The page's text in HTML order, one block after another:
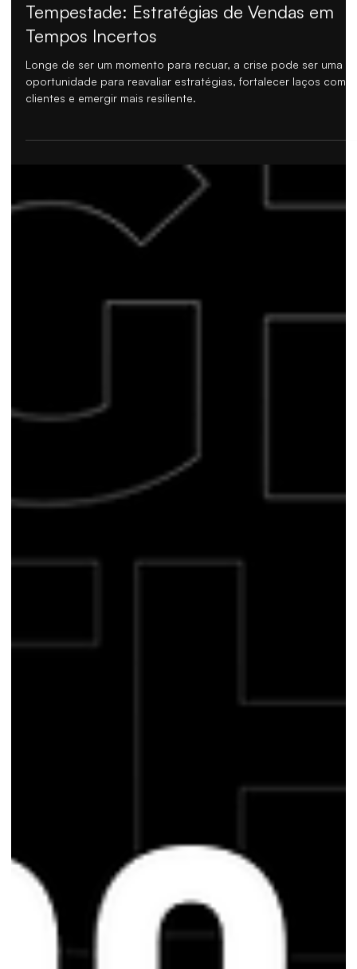
HG HELPS
Seu Time Comercial Pronto para a
Tempestade: Estratégias de Vendas em
Tempos Incertos
oportunidade para reavaliar estratégias, fortalecer laços com